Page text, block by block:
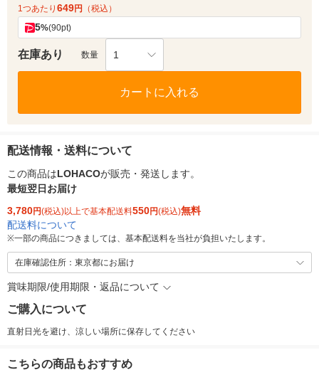
1つあたり 649円 （税込）
5%(90pt)
在庫あり 数量 1
カートに入れる
配送情報・送料について
この商品はLOHACOが販売・発送します。
最短翌日お届け
3,780円(税込)以上で基本配送料550円(税込)無料
配送料について
※一部の商品につきましては、基本配送料を当社が負担いたします。
在庫確認住所：東京都にお届け
賞味期限/使用期限・返品について
ご購入について
直射日光を避け、涼しい場所に保存してください
こちらの商品もおすすめ